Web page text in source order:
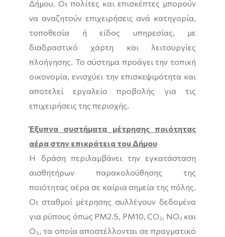
Δήμου. Οι πολίτες και επισκέπτες μπορούν
να αναζητούν επιχειρήσεις ανά κατηγορία,
τοποθεσία ή είδος υπηρεσίας, με
διαδραστικό χάρτη και λειτουργίες
πλοήγησης. Το σύστημα προάγει την τοπική
οικονομία, ενισχύει την επισκεψιμότητα και
αποτελεί εργαλείο προβολής για τις
επιχειρήσεις της περιοχής.
Έξυπνα συστήματα μέτρησης ποιότητας
αέρα στην επικράτεια του Δήμου
Η δράση περιλαμβάνει την εγκατάσταση
αισθητήρων παρακολούθησης της
ποιότητας αέρα σε καίρια σημεία της πόλης.
Οι σταθμοί μέτρησης συλλέγουν δεδομένα
για ρύπους όπως PM2.5, PM10, CO₂, NO₂ και
O₃, τα οποία αποστέλλονται σε πραγματικό